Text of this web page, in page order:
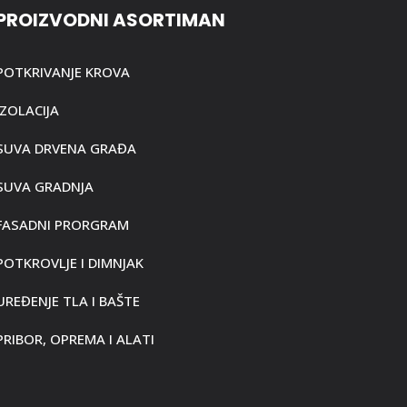
ASORTIMAN
KROVA
DRVENA GRAĐA
GRADNJA
PRORGRAM
I DIMNJAK
TLA I BAŠTE
OPREMA I ALATI